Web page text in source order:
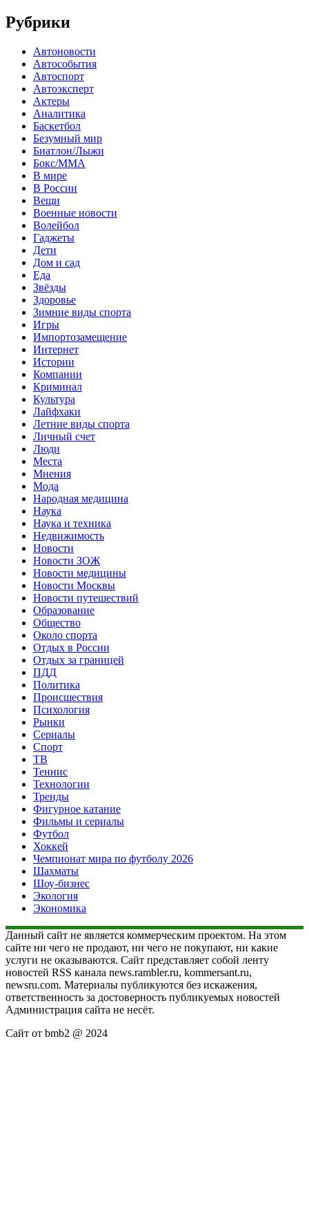
Рубрики
Автоновости
Автособытия
Автоспорт
Автоэксперт
Актеры
Аналитика
Баскетбол
Безумный мир
Биатлон/Лыжи
Бокс/MMA
В мире
В России
Вещи
Военные новости
Волейбол
Гаджеты
Дети
Дом и сад
Еда
Звёзды
Здоровье
Зимние виды спорта
Игры
Импортозамещение
Интернет
Истории
Компании
Криминал
Культура
Лайфхаки
Летние виды спорта
Личный счет
Люди
Места
Мнения
Мода
Народная медицина
Наука
Наука и техника
Недвижимость
Новости
Новости ЗОЖ
Новости медицины
Новости Москвы
Новости путешествий
Образование
Общество
Около спорта
Отдых в России
Отдых за границей
ПДД
Политика
Происшествия
Психология
Рынки
Сериалы
Спорт
ТВ
Теннис
Технологии
Тренды
Фигурное катание
Фильмы и сериалы
Футбол
Хоккей
Чемпионат мира по футболу 2026
Шахматы
Шоу-бизнес
Экология
Экономика
Данный сайт не является коммерческим проектом. На этом
сайте ни чего не продают, ни чего не покупают, ни какие
услуги не оказываются. Сайт представляет собой ленту
новостей RSS канала news.rambler.ru, kommersant.ru,
newsru.com. Материалы публикуются без искажения,
ответственность за достоверность публикуемых новостей
Администрация сайта не несёт.
Сайт от bmb2 @ 2024